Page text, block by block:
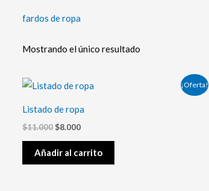
fardos de ropa
Mostrando el único resultado
¡Oferta!
Listado de ropa
$11.000
El
precio
era:
$11.000.
$8.000
El
precio
es:
$8.000.
Añadir al carrito